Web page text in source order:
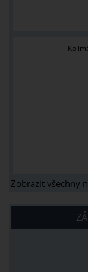
Zobrazit všechny